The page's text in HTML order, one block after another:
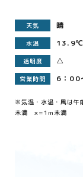
天気 晴
水温 13.9℃
透明度 △
営業時間 6：00
※気温・水温・風は
未満 ×=1m未満